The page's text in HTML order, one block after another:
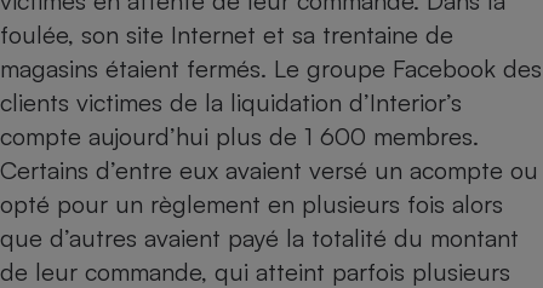
foulée, son site Internet et sa trentaine de
magasins étaient fermés. Le groupe Facebook des
clients victimes de la liquidation d’Interior’s
compte aujourd’hui plus de 1 600 membres.
Certains d’entre eux avaient versé un acompte ou
opté pour un règlement en plusieurs fois alors
que d’autres avaient payé la totalité du montant
de leur commande, qui atteint parfois plusieurs
Plaque de cuisson à
induction
Téléphone mobile -
Radiateur électrique